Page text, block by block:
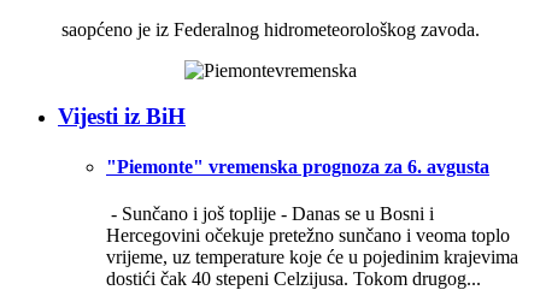
saopćeno je iz Federalnog hidrometeorološkog zavoda.
Vijesti iz BiH
"Piemonte" vremenska prognoza za 6. avgusta
- Sunčano i još toplije - Danas se u Bosni i
Hercegovini očekuje pretežno sunčano i veoma toplo
vrijeme, uz temperature koje će u pojedinim krajevima
dostići čak 40 stepeni Celzijusa. Tokom drugog...